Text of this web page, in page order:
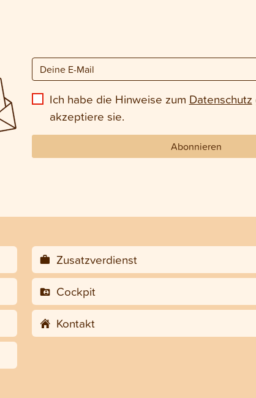
Ich habe die Hinweise zum Datenschutz
akzeptiere sie.
Abonnieren
Zusatzverdienst
Cockpit
Kontakt